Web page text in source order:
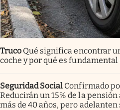
Truco Qué significa encontrar
coche y por qué es
Seguridad Social Confirmado
Reducirán un 15% de la
más de 40 años, pero